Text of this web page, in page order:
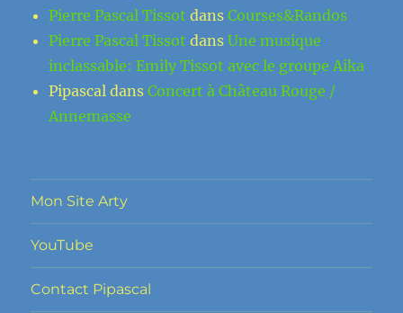
Pierre Pascal Tissot dansCourses&Randos
Pierre Pascal Tissot dansUne musique
inclassable: Emily Tissot avec le groupe Aika
Pipascal dansConcert à Château Rouge /
Annemasse
Mon Site Arty
YouTube
Contact Pipascal